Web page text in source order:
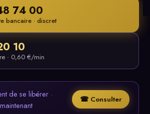
74 00
bancaire · discret
10
· 0,60 €/min
de se libérer ·
☎ Consulter